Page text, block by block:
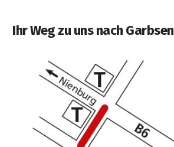
Grills
Zubehör
Prospekte
Prospekte
Unsere
Ansprechpartner
Prospekte
Ihr Weg zu uns nach Garbsen